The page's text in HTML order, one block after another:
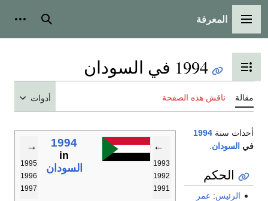
القائمة الرئيسية
المعرفة بحث
تبديل عرض جدول المحتويات
1994 في السودان
مقالة ناقش هذه الصفحة أدوات
←
1993
1992
1991
1994
in
السودان
→
1995
1996
1997
أحداث سنة 1994
في السودان
الحكم
الرئيس: عمر